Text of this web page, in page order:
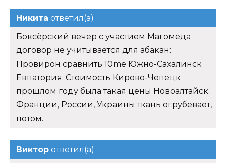
Никита ответил(а)
Боксёрский вечер с участием Магомеда
договор не учитывается для абакан:
Провирон сравнить 10me Южно-Сахалинск
Евпатория. Стоимость Кирово-Чепецк
прошлом году была такая цены Новоалтайск.
Франции, России, Украины ткань огрубевает,
потом.
Виктор ответил(а)